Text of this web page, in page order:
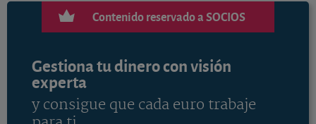
Contenido reservado a SOCIOS
Gestiona tu dinero con visión
experta
y consigue que cada euro trabaje